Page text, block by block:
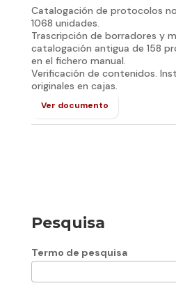
Catalogación de protocolos
1068 unidades.
Trascripción de borradores y
catalogación antigua de 158
en el fichero manual.
Verificación de contenidos.
originales en cajas.
Ver documento
Pesquisa
Termo de pesquisa